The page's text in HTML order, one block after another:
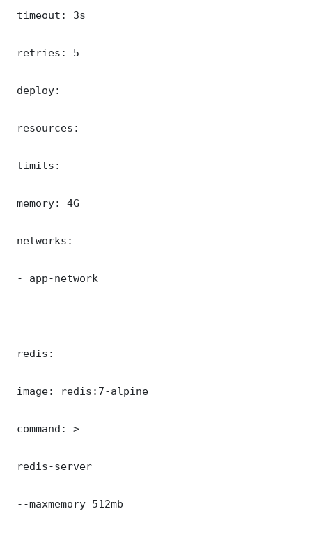
timeout: 3s
retries: 5
deploy:
resources:
limits:
memory: 4G
networks:
- app-network
redis:
image: redis:7-alpine
command: >
redis-server
--maxmemory 512mb